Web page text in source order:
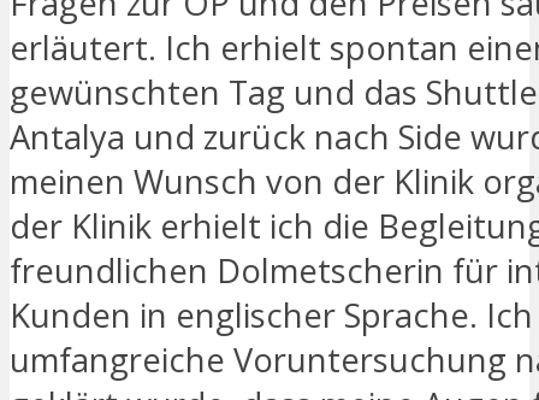
erläutert. Ich erhielt spontan
gewünschten Tag und das
Antalya und zurück nach Side
meinen Wunsch von der Klinik
der Klinik erhielt ich die
freundlichen Dolmetscherin für
Kunden in englischer Sprache.
umfangreiche Voruntersuchung